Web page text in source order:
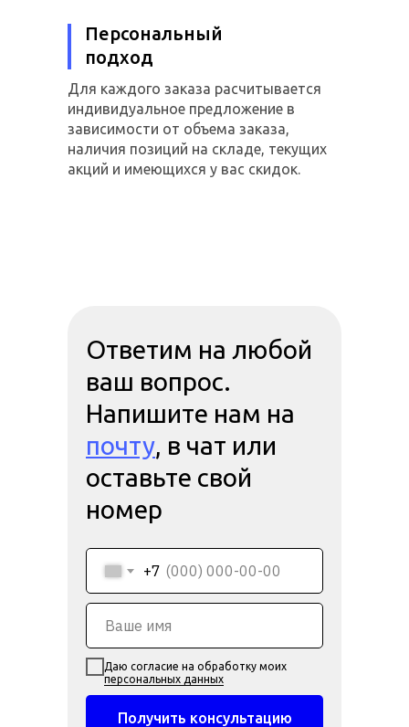
Персональный
подход
Для каждого заказа расчитывается
индивидуальное предложение в
зависимости от объема заказа,
наличия позиций на складе, текущих
акций и имеющихся у вас скидок.
Ответим на любой
ваш вопрос.
Напишите нам на
почту, в чат или
оставьте свой
номер
+7
Даю согласие на обработку моих
персональных данных
Получить консультацию